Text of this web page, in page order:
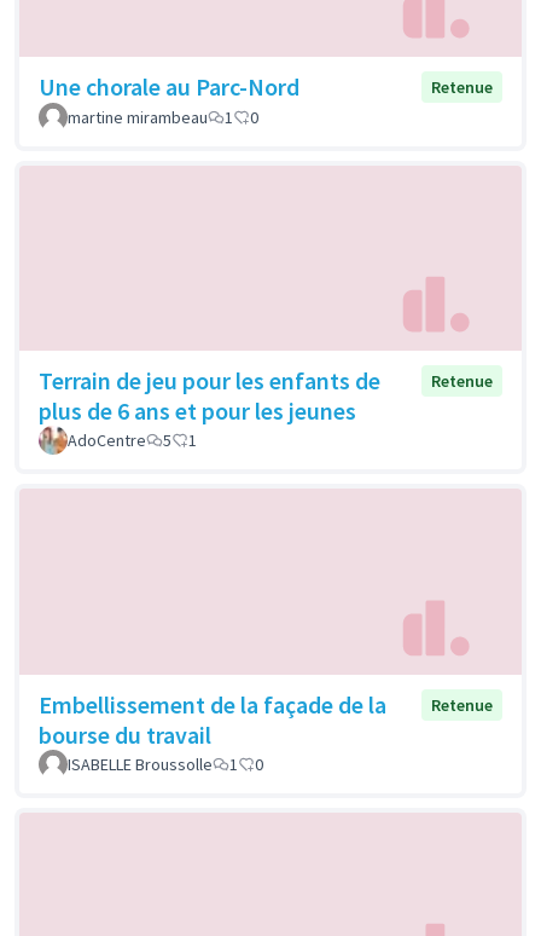
Une chorale au Parc-Nord
Retenue
martine mirambeau
1 0
Terrain de jeu pour les enfants de
plus de 6 ans et pour les jeunes
Retenue
AdoCentre 5 1
Embellissement de la façade de la
bourse du travail
Retenue
ISABELLE Broussolle 1 0